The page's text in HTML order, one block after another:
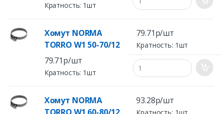
Кратность: 1шт
Хомут NORMA
TORRO W1 50-70/12
79.71р/шт
Кратность: 1шт
79.71р/шт
Кратность: 1шт
Хомут NORMA
93.28р/шт